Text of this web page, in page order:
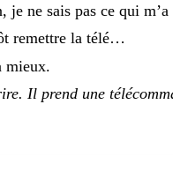
je ne sais pas ce qui
remettre la télé…
mieux.
Il prend une